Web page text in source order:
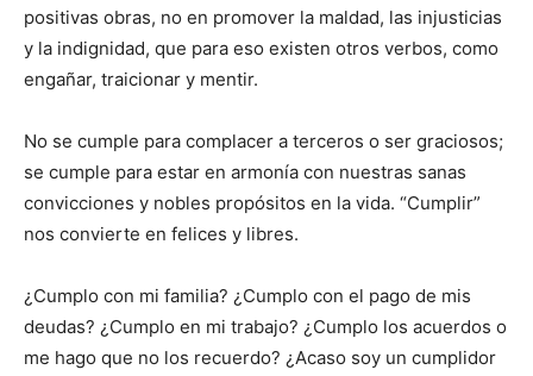
positivas obras, no en promover la maldad, las injusticias
y la indigni­dad, que para eso existen otros verbos, como
engañar, traicio­nar y mentir.
No se cumple para compla­cer a terceros o ser graciosos;
se cumple para estar en armo­nía con nuestras sanas
convicciones y nobles propósitos en la vida. “Cumplir”
nos convierte en felices y libres.
¿Cumplo con mi familia? ¿Cumplo con el pago de mis
deudas? ¿Cumplo en mi trabajo? ¿Cumplo los acuerdos o
me hago que no los recuerdo? ¿Acaso soy un cumplidor